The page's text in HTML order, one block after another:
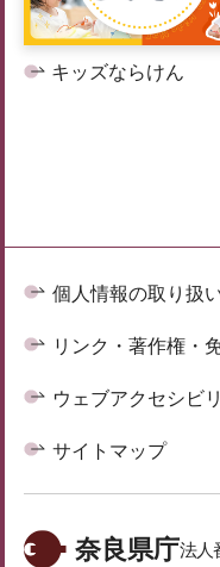
キッズならけん
個人情報の取り扱
リンク・著作権・
ウェブアクセシビ
サイトマップ
奈良県庁法人